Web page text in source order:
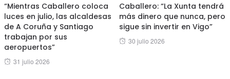
“Mientras Caballero coloca
luces en julio, las alcaldesas
de A Coruña y Santiago
trabajan por sus
aeropuertos”
Posted
31 julio 2026
Caballero: “La Xunta tendrá
más dinero que nunca, pero
sigue sin invertir en Vigo”
Posted
30 julio 2026